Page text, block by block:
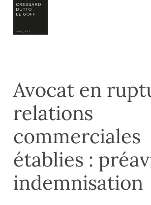
content
Avocat en
relations
commerciales
établies :
indemnisation